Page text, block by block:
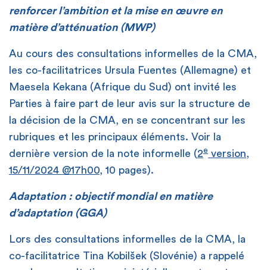
renforcer l’ambition et la mise en œuvre en
matière d’atténuation (MWP)
Au cours des consultations informelles de la CMA,
les co-facilitatrices Ursula Fuentes (Allemagne) et
Maesela Kekana (Afrique du Sud) ont invité les
Parties à faire part de leur avis sur la structure de
la décision de la CMA, en se concentrant sur les
rubriques et les principaux éléments. Voir la
dernière version de la note informelle (2e version,
15/11/2024 @17h00 , 10 pages).
Adaptation : objectif mondial en matière
d’adaptation (GGA)
Lors des consultations informelles de la CMA, la
co-facilitatrice Tina Kobilšek (Slovénie) a rappelé